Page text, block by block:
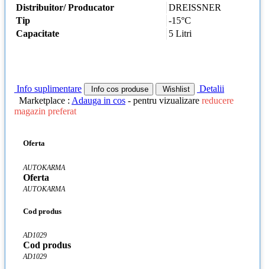
Distribuitor/ Producator
DREISSNER
Tip
-15°C
Capacitate
5 Litri
Info suplimentare Info cos produse Wishlist
Detalii
Marketplace : Adauga in cos - pentru vizualizare reducere
magazin preferat
Oferta
AUTOKARMA
Oferta
AUTOKARMA
Cod produs
AD1029
Cod produs
AD1029